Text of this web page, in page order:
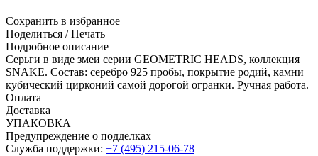
Сохранить в избранное
Поделиться /Печать
Подробное описание
Серьги в виде змеи серии GEOMETRIC HEADS, коллекция
SNAKE. Состав: серебро 925 пробы, покрытие родий, камни
кубический цирконий самой дорогой огранки. Ручная работа.
Оплата
Доставка
УПАКОВКА
Предупреждение о подделках
Служба поддержки: +7 (495) 215-06-78